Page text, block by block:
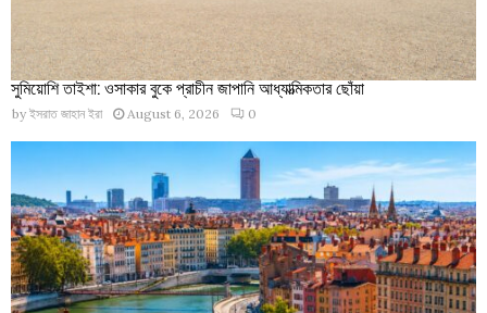
সুমিয়োশি তাইশা: ওসাকার বুকে প্রাচীন জাপানি আধ্যাত্মিকতার ছোঁয়া
by ইসরাত জাহান ইরা August 6, 2026 0